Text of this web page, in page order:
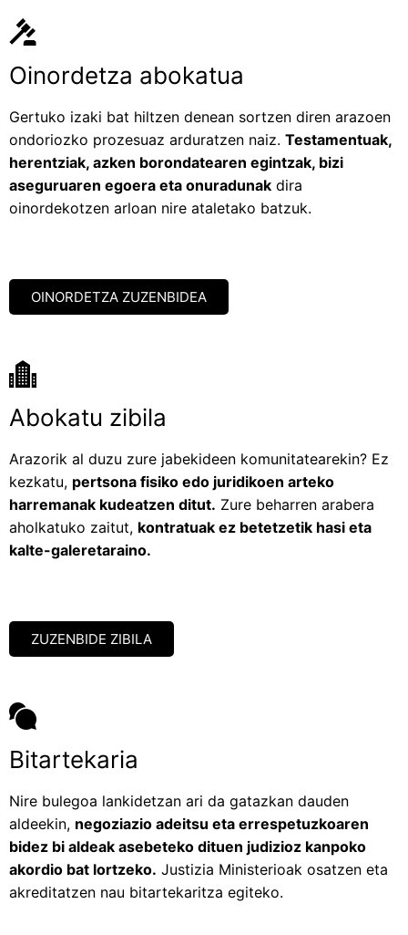
Oinordetza abokatua
Gertuko izaki bat hiltzen denean sortzen diren arazoen
ondoriozko prozesuaz arduratzen naiz. Testamentuak,
herentziak, azken borondatearen egintzak, bizi
aseguruaren egoera eta onuradunak dira
oinordekotzen arloan nire ataletako batzuk.​
OINORDETZA ZUZENBIDEA
Abokatu zibila
Arazorik al duzu zure jabekideen komunitatearekin? Ez
kezkatu, pertsona fisiko edo juridikoen arteko
harremanak kudeatzen ditut. Zure beharren arabera
aholkatuko zaitut, kontratuak ez betetzetik hasi eta
kalte-galeretaraino.
ZUZENBIDE ZIBILA
Bitartekaria
Nire bulegoa lankidetzan ari da gatazkan dauden
aldeekin, negoziazio adeitsu eta errespetuzkoaren
bidez bi aldeak asebeteko dituen judizioz kanpoko
akordio bat lortzeko. Justizia Ministerioak osatzen eta
akreditatzen nau bitartekaritza egiteko.​